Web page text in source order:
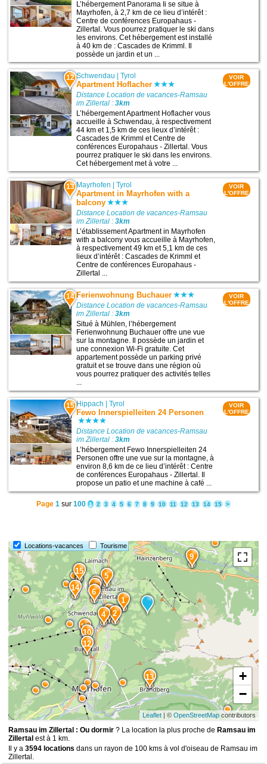
L’hébergement Panorama Ii se situe à
Mayrhofen, à 2,7 km de ce lieu d’intérêt :
Centre de conférences Europahaus -
Zillertal. Vous pourrez pratiquer le ski dans
les environs. Cet hébergement est installé
à 40 km de : Cascades de Krimml. Il
possède un jardin et un ...
12 Schwendau |Tyrol
Apartment Hoflacher
Distance Location de vacances-Ramsau
im Zillertal :3km
L’hébergement Apartment Hoflacher vous
accueille à Schwendau, à respectivement
44 km et 1,5 km de ces lieux d’intérêt :
Cascades de Krimml et Centre de
conférences Europahaus - Zillertal. Vous
pourrez pratiquer le ski dans les environs.
Cet hébergement met à votre ...
VOIR
L'OFFRE
13 Mayrhofen |Tyrol
Apartment in Mayrhofen with a
balcony
Distance Location de vacances-Ramsau
im Zillertal :3km
L’établissement Apartment in Mayrhofen
with a balcony vous accueille à Mayrhofen,
à respectivement 49 km et 5,1 km de ces
lieux d’intérêt : Cascades de Krimml et
Centre de conférences Europahaus -
Zillertal ...
VOIR
L'OFFRE
14 Ferienwohnung Buchauer
Distance Location de vacances-Ramsau
im Zillertal :3km
Situé à Mühlen, l’hébergement
Ferienwohnung Buchauer offre une vue
sur la montagne. Il possède un jardin et
une connexion Wi-Fi gratuite. Cet
appartement possède un parking privé
gratuit et se trouve dans une région où
vous pourrez pratiquer des activités telles
...
VOIR
L'OFFRE
15 Hippach |Tyrol
Fewo Innerspielleiten 24 Personen
Distance Location de vacances-Ramsau
im Zillertal :3km
L’hébergement Fewo Innerspielleiten 24
Personen offre une vue sur la montagne, à
environ 8,6 km de ce lieu d’intérêt : Centre
de conférences Europahaus - Zillertal. Il
propose un patio et une machine à café ...
VOIR
L'OFFRE
Page 1 sur 100 1 2 3 4 5 6 7 8 9 10 11 12 13 14 15 >
Locations-vacances Tourisme
15
14
13
12
11
10
9
87
6
5
43 2
1
+
−
Leaflet| © OpenStreetMapcontributors
Ramsau im Zillertal : Ou dormir ? La location la plus proche de Ramsau im
Zillertal est à 1 km.
Il y a3594 locations dans un rayon de 100 kms à vol d'oiseau de Ramsau im
Zillertal.